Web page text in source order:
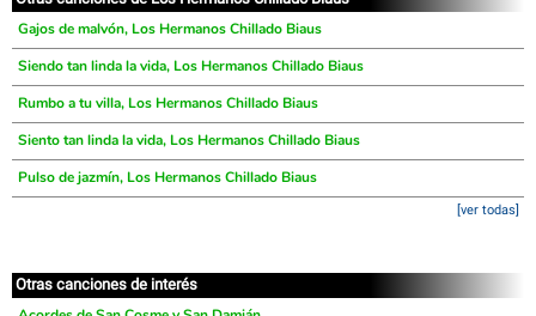
Gajos de malvón, Los Hermanos Chillado Biaus
Siendo tan linda la vida, Los Hermanos Chillado Biaus
Rumbo a tu villa, Los Hermanos Chillado Biaus
Siento tan linda la vida, Los Hermanos Chillado Biaus
Pulso de jazmín, Los Hermanos Chillado Biaus
[ver todas]
Otras canciones de interés